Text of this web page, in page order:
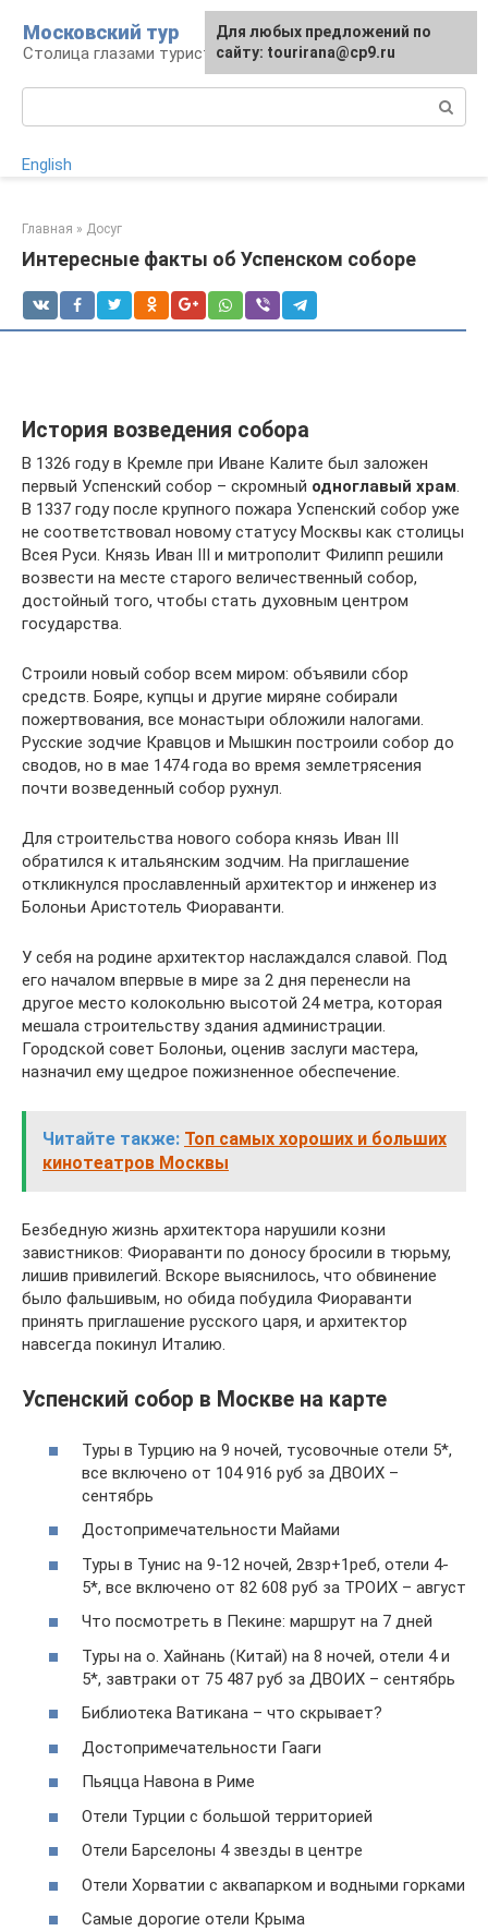
контенту
Московский тур
Столица глазами туриста
English
Главная » Досуг
Интересные факты об Успенском соборе
История возведения собора
В 1326 году в Кремле при Иване Калите был заложен
первый Успенский собор – скромный одноглавый храм.
В 1337 году после крупного пожара Успенский собор уже
не соответствовал новому статусу Москвы как столицы
Всея Руси. Князь Иван III и митрополит Филипп решили
возвести на месте старого величественный собор,
достойный того, чтобы стать духовным центром
государства.
Строили новый собор всем миром: объявили сбор
средств. Бояре, купцы и другие миряне собирали
пожертвования, все монастыри обложили налогами.
Русские зодчие Кравцов и Мышкин построили собор до
сводов, но в мае 1474 года во время землетрясения
почти возведенный собор рухнул.
Для строительства нового собора князь Иван III
обратился к итальянским зодчим. На приглашение
откликнулся прославленный архитектор и инженер из
Болоньи Аристотель Фиораванти.
У себя на родине архитектор наслаждался славой. Под
его началом впервые в мире за 2 дня перенесли на
другое место колокольню высотой 24 метра, которая
мешала строительству здания администрации.
Городской совет Болоньи, оценив заслуги мастера,
назначил ему щедрое пожизненное обеспечение.
Читайте также: Топ самых хороших и больших
кинотеатров Москвы
Безбедную жизнь архитектора нарушили козни
завистников: Фиораванти по доносу бросили в тюрьму,
лишив привилегий. Вскоре выяснилось, что обвинение
было фальшивым, но обида побудила Фиораванти
принять приглашение русского царя, и архитектор
навсегда покинул Италию.
Успенский собор в Москве на карте
Туры в Турцию на 9 ночей, тусовочные отели 5*,
все включено от 104 916 руб за ДВОИХ –
сентябрь
Достопримечательности Майами
Туры в Тунис на 9-12 ночей, 2взр+1реб, отели 4-
5*, все включено от 82 608 руб за ТРОИХ – август
Что посмотреть в Пекине: маршрут на 7 дней
Туры на о. Хайнань (Китай) на 8 ночей, отели 4 и
5*, завтраки от 75 487 руб за ДВОИХ – сентябрь
Библиотека Ватикана – что скрывает?
Достопримечательности Гааги
Пьяцца Навона в Риме
Отели Турции с большой территорией
Отели Барселоны 4 звезды в центре
Отели Хорватии с аквапарком и водными горками
Самые дорогие отели Крыма
Для любых предложений по
сайту: tourirana@cp9.ru